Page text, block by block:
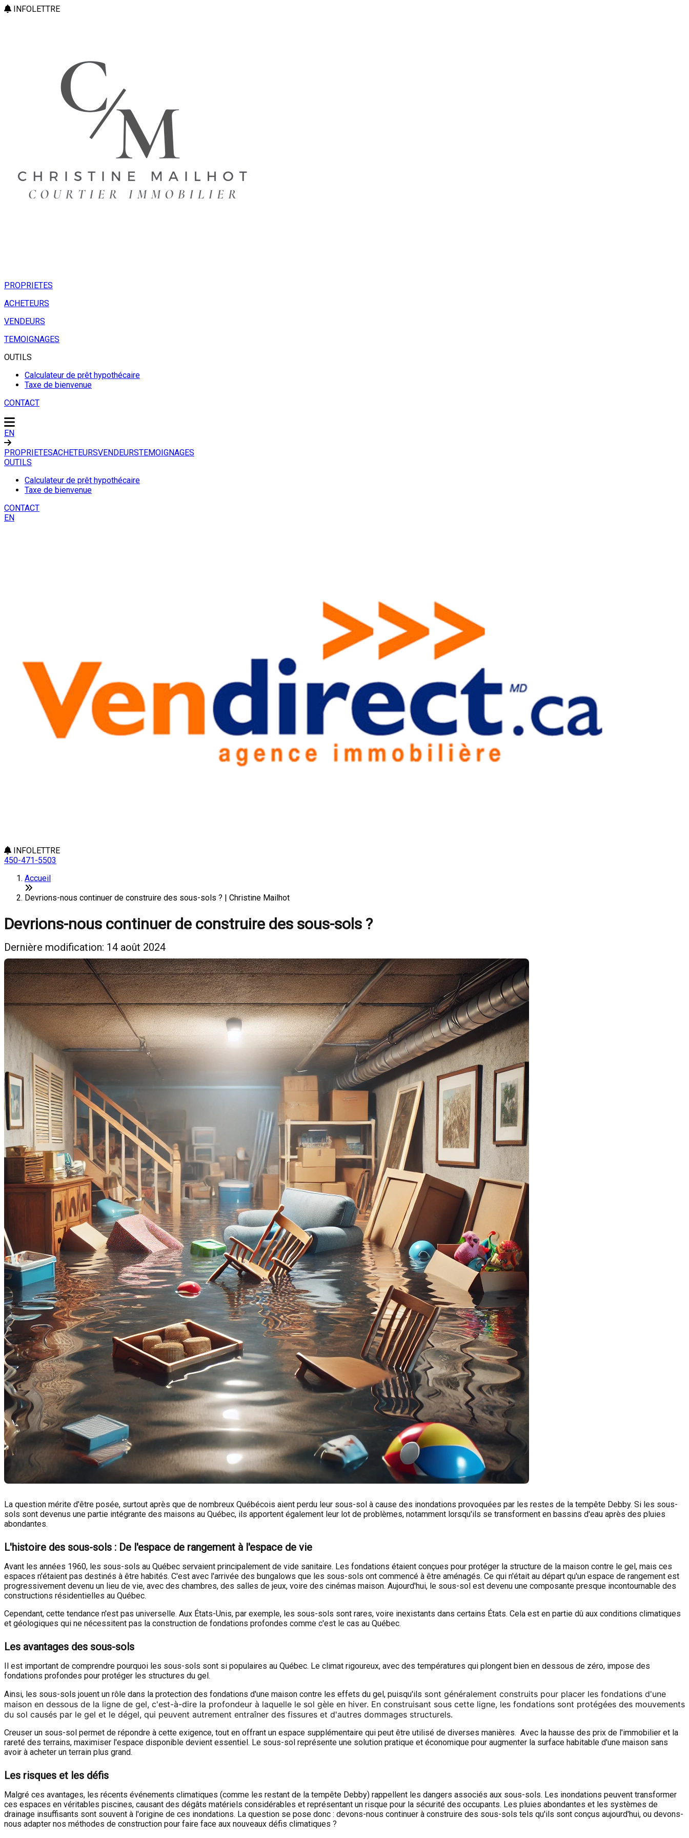
INFOLETTRE
PROPRIETES
ACHETEURS
VENDEURS
TEMOIGNAGES
OUTILS
Calculateur de prêt hypothécaire
Taxe de bienvenue
CONTACT
EN
PROPRIETESACHETEURSVENDEURSTEMOIGNAGES
OUTILS
Calculateur de prêt hypothécaire
Taxe de bienvenue
CONTACT
EN
INFOLETTRE
450-471-5503
Accueil
Devrions-nous continuer de construire des sous-sols ? | Christine Mailhot
Devrions-nous continuer de construire des sous-sols ?
Dernière modification: 14 août 2024
La question mérite d'être posée, surtout après que de nombreux Québécois aient perdu leur sous-sol à cause des inondations provoquées par les restes de la tempête Debby. Si les sous-
sols sont devenus une partie intégrante des maisons au Québec, ils apportent également leur lot de problèmes, notamment lorsqu'ils se transforment en bassins d'eau après des pluies
abondantes.
L'histoire des sous-sols : De l'espace de rangement à l'espace de vie
Avant les années 1960, les sous-sols au Québec servaient principalement de vide sanitaire. Les fondations étaient conçues pour protéger la structure de la maison contre le gel, mais ces
espaces n'étaient pas destinés à être habités. C'est avec l'arrivée des bungalows que les sous-sols ont commencé à être aménagés. Ce qui n'était au départ qu'un espace de rangement est
progressivement devenu un lieu de vie, avec des chambres, des salles de jeux, voire des cinémas maison. Aujourd'hui, le sous-sol est devenu une composante presque incontournable des
constructions résidentielles au Québec.
Cependant, cette tendance n'est pas universelle. Aux États-Unis, par exemple, les sous-sols sont rares, voire inexistants dans certains États. Cela est en partie dû aux conditions climatiques
et géologiques qui ne nécessitent pas la construction de fondations profondes comme c'est le cas au Québec.
Les avantages des sous-sols
Il est important de comprendre pourquoi les sous-sols sont si populaires au Québec. Le climat rigoureux, avec des températures qui plongent bien en dessous de zéro, impose des
fondations profondes pour protéger les structures du gel.
Ainsi, les sous-sols jouent un rôle dans la protection des fondations d'une maison contre les effets du gel, puisqu'ils sont généralement construits pour placer les fondations d'une
maison en dessous de la ligne de gel, c'est-à-dire la profondeur à laquelle le sol gèle en hiver. En construisant sous cette ligne, les fondations sont protégées des mouvements
du sol causés par le gel et le dégel, qui peuvent autrement entraîner des fissures et d'autres dommages structurels.
Creuser un sous-sol permet de répondre à cette exigence, tout en offrant un espace supplémentaire qui peut être utilisé de diverses manières. Avec la hausse des prix de l'immobilier et la
rareté des terrains, maximiser l'espace disponible devient essentiel. Le sous-sol représente une solution pratique et économique pour augmenter la surface habitable d'une maison sans
avoir à acheter un terrain plus grand.
Les risques et les défis
Malgré ces avantages, les récents événements climatiques (comme les restant de la tempête Debby) rappellent les dangers associés aux sous-sols. Les inondations peuvent transformer
ces espaces en véritables piscines, causant des dégâts matériels considérables et représentant un risque pour la sécurité des occupants. Les pluies abondantes et les systèmes de
drainage insuffisants sont souvent à l'origine de ces inondations. La question se pose donc : devons-nous continuer à construire des sous-sols tels qu'ils sont conçus aujourd'hui, ou devons-
nous adapter nos méthodes de construction pour faire face aux nouveaux défis climatiques ?